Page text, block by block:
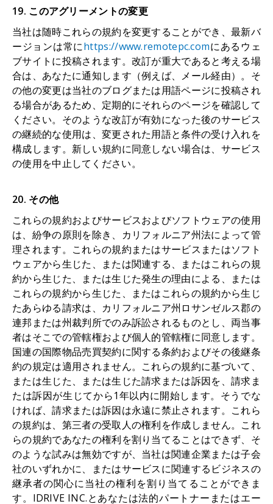
19. このアグリーメントの変更
当社は随時これらの規約を変更することができ、最新バ
ージョンは常にhttps://www.remotepc.comにあるウェ
ブサイトに投稿されます。改訂が重大であると考える場
合は、あなたに通知します（例えば、メール経由）。そ
の他の変更は当社のブログまたは用語ページに投稿され
る場合があるため、定期的にそれらのページを確認して
ください。そのような改訂が有効になった後のサービス
の継続的な使用は、変更された用語と条件の受け入れを
構成します。新しい規約に同意しない場合は、サービス
の使用を中止してください。
20. その他
これらの規約およびサービスおよびソフトウェアの使用
は、紛争の原則を除き、カリフォルニア州法によって管
理されます。これらの規約またはサービスまたはソフト
ウェアから生じた、または関連する、またはこれらの規
約から生じた、または生じた発生の理由による、または
これらの規約から生じた、またはこれらの規約から生じ
たあらゆる請求は、カリフォルニア州ロサンゼルス郡の
連邦または州裁判所でのみ訴訟されるものとし、両当事
者はそこでの管轄権および個人的管轄権に同意します。
国連の国際物品売買契約に関する条約およびその後継条
約の規定は適用されません。これらの規約に基づいて、
または生じた、または生じた請求または訴因を、請求ま
たは訴因が生じてから1年以内に開始します。そうでな
ければ、請求または訴因は永遠に禁止されます。これら
の規約は、第三者の受取人の権利を作成しません。これ
らの規約であなたの権利を割り当てることはできず、そ
のような試みは無効ですが、当社は関連企業または子会
社のいずれかに、またはサービスに関連するビジネスの
継承者の関心に当社の権利を割り当てることができま
す。IDRIVE INC.とあなたは法的パートナーまたはエー